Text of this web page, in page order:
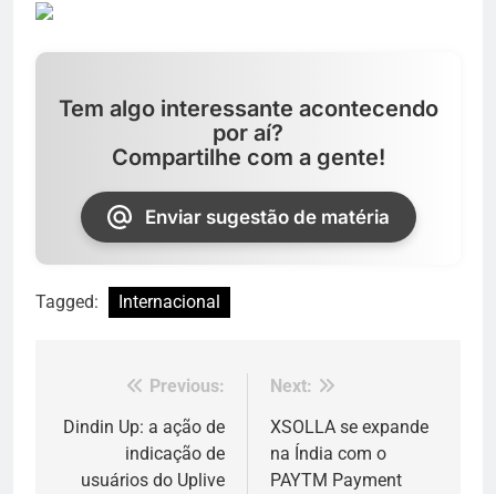
Tem algo interessante acontecendo
por aí?
Compartilhe com a gente!
Enviar sugestão de matéria
Tagged: Internacional
Navegação
de
Post
Previous:
Dindin Up: a ação de
indicação de
usuários do Uplive
Next:
XSOLLA se expande
na Índia com o
PAYTM Payment